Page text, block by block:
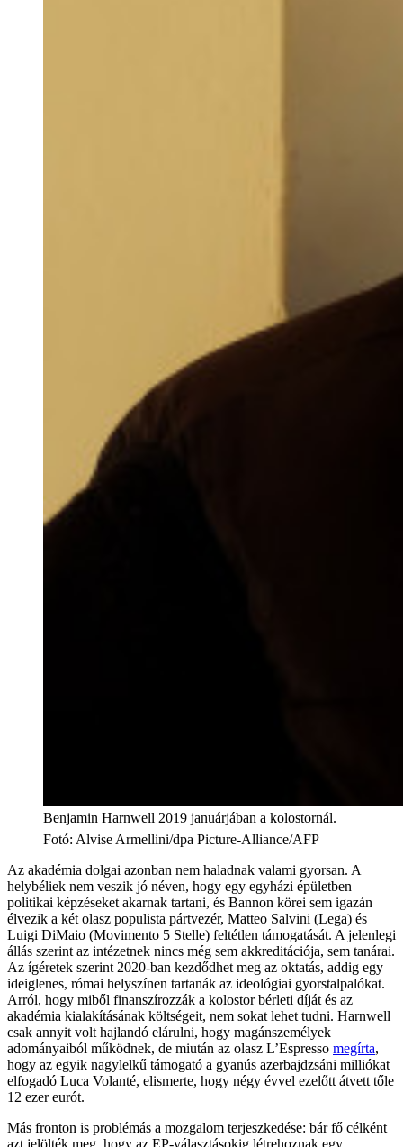
Benjamin Harnwell 2019 januárjában a kolostornál.
Fotó: Alvise Armellini/dpa Picture-Alliance/AFP
Az akadémia dolgai azonban nem haladnak valami gyorsan. A
helybéliek nem veszik jó néven, hogy egy egyházi épületben
politikai képzéseket akarnak tartani, és Bannon körei sem igazán
élvezik a két olasz populista pártvezér, Matteo Salvini (Lega) és
Luigi DiMaio (Movimento 5 Stelle) feltétlen támogatását. A jelenlegi
állás szerint az intézetnek nincs még sem akkreditációja, sem tanárai.
Az ígéretek szerint 2020-ban kezdődhet meg az oktatás, addig egy
ideiglenes, római helyszínen tartanák az ideológiai gyorstalpalókat.
Arról, hogy miből finanszírozzák a kolostor bérleti díját és az
akadémia kialakításának költségeit, nem sokat lehet tudni. Harnwell
csak annyit volt hajlandó elárulni, hogy magánszemélyek
adományaiból működnek, de miután az olasz L’Espresso megírta,
hogy az egyik nagylelkű támogató a gyanús azerbajdzsáni milliókat
elfogadó Luca Volanté, elismerte, hogy négy évvel ezelőtt átvett tőle
12 ezer eurót.
Más fronton is problémás a mozgalom terjeszkedése: bár fő célként
azt jelölték meg, hogy az EP-választásokig létrehoznak egy